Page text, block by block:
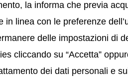
la informa che previa
linea con le preferenze
delle impostazioni di
cliccando su “Accetta”
dei dati personali e